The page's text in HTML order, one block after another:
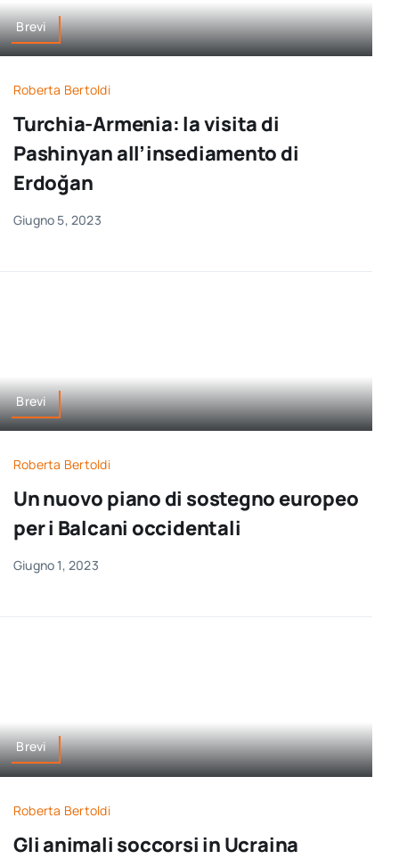
Brevi
Roberta Bertoldi
Turchia-Armenia: la visita di
Pashinyan all’insediamento di
Erdoğan
Giugno 5, 2023
Brevi
Roberta Bertoldi
Un nuovo piano di sostegno europeo
per i Balcani occidentali
Giugno 1, 2023
Brevi
Roberta Bertoldi
Gli animali soccorsi in Ucraina